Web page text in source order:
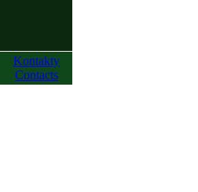
Kontakty
Contacts